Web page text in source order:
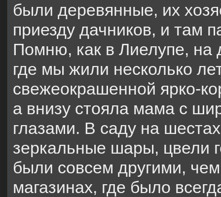
были деревянные, их
приезду дачников, и там
Помню, как в Лиелупе, на
где мы жили несколько
свежеокрашенной ярко-
а внизу стояла мама с
глазами. В саду на
зеркальные шары, цвели
были совсем другими,
магазинах, где было